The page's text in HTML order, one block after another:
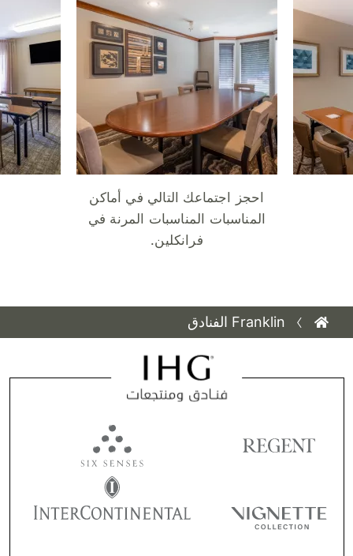
احجز اجتماعك التالي في أماكن
المناسبات المناسبات المرنة في
فرانكلين.
Franklin الفنادق